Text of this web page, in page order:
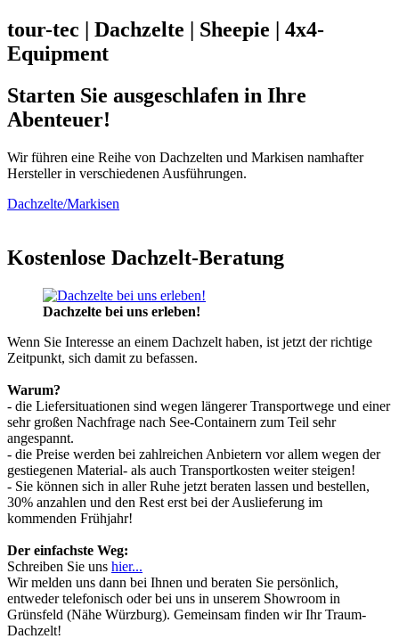
tour-tec | Dachzelte | Sheepie | 4x4-
Equipment
Starten Sie ausgeschlafen in Ihre
Abenteuer!
Wir führen eine Reihe von Dachzelten und Markisen namhafter
Hersteller in verschiedenen Ausführungen.
Dachzelte/Markisen
Kostenlose Dachzelt-Beratung
Dachzelte bei uns erleben!
Wenn Sie Interesse an einem Dachzelt haben, ist jetzt der richtige
Zeitpunkt, sich damit zu befassen.
Warum?
- die Liefersituationen sind wegen längerer Transportwege und einer
sehr großen Nachfrage nach See-Containern zum Teil sehr
angespannt.
- die Preise werden bei zahlreichen Anbietern vor allem wegen der
gestiegenen Material- als auch Transportkosten weiter steigen!
- Sie können sich in aller Ruhe jetzt beraten lassen und bestellen,
30% anzahlen und den Rest erst bei der Auslieferung im
kommenden Frühjahr!
Der einfachste Weg:
Schreiben Sie uns hier...
Wir melden uns dann bei Ihnen und beraten Sie persönlich,
entweder telefonisch oder bei uns in unserem Showroom in
Grünsfeld (Nähe Würzburg). Gemeinsam finden wir Ihr Traum-
Dachzelt!